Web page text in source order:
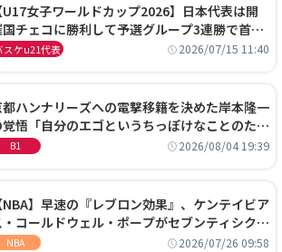
U17女子ワールドカップ2026】日本代表は開
チェコに勝利して予選グループ3連勝で首位
！準々決勝の相手はエジプトに決定
スケu21代表 2026/07/15 11:40
ハンナリーズへの電撃移籍を決めた岸本隆一
覚悟「自分のエゴというちっぽけなことのため
京都に来たわけではない」
B1 2026/08/04 19:39
NBA】早速の『レブロン効果』、ケンテイビア
・コールドウェル・ポープがセブンティシクサ
に1年契約で加入
NBA 2026/07/26 09:58